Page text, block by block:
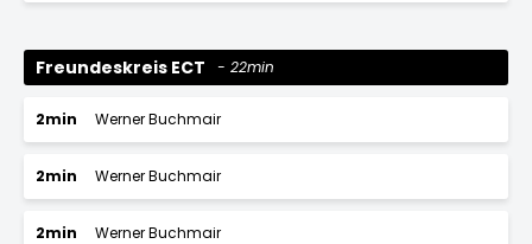
Freundeskreis ECT 22min
2min Werner Buchmair
2min Werner Buchmair
2min Werner Buchmair